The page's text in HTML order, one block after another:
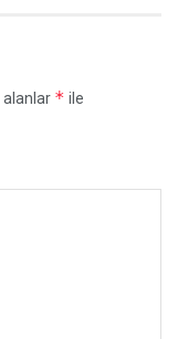
alanlar * ile